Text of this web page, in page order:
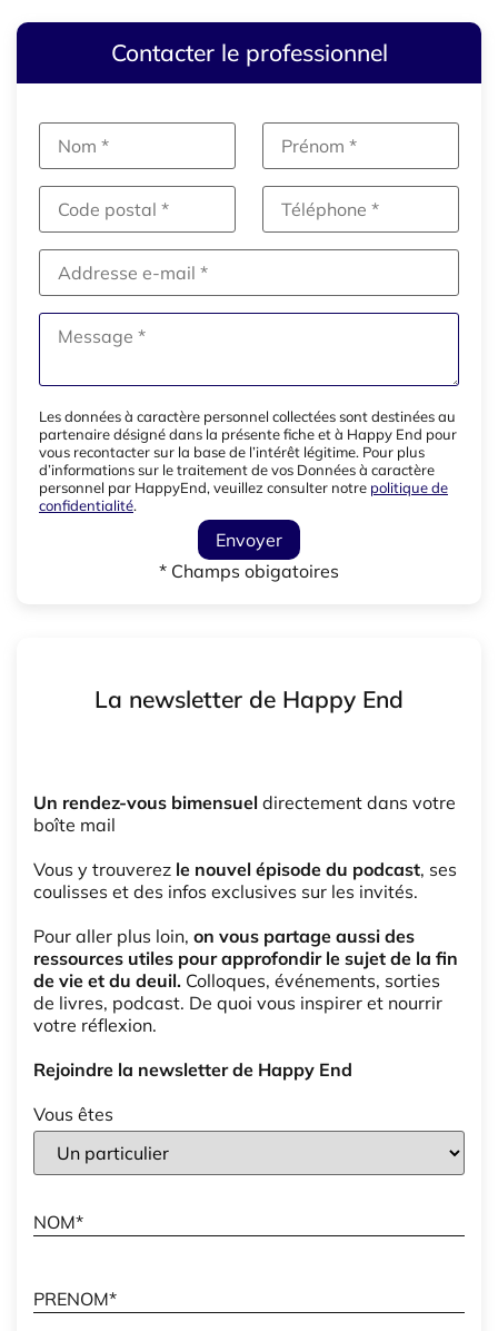
Contacter le professionnel
Les données à caractère personnel collectées sont destinées au
partenaire désigné dans la présente fiche et à Happy End pour
vous recontacter sur la base de l’intérêt légitime. Pour plus
d’informations sur le traitement de vos Données à caractère
personnel par HappyEnd, veuillez consulter notre politique de
confidentialité.
Envoyer
* Champs obigatoires
La newsletter de Happy End
Un rendez-vous bimensuel directement dans votre
boîte mail
Vous y trouverez le nouvel épisode du podcast, ses
coulisses et des infos exclusives sur les invités.
Pour aller plus loin, on vous partage aussi des
ressources utiles pour approfondir le sujet de la fin
de vie et du deuil. Colloques, événements, sorties
de livres, podcast. De quoi vous inspirer et nourrir
votre réflexion.
Rejoindre la newsletter de Happy End
Vous êtes